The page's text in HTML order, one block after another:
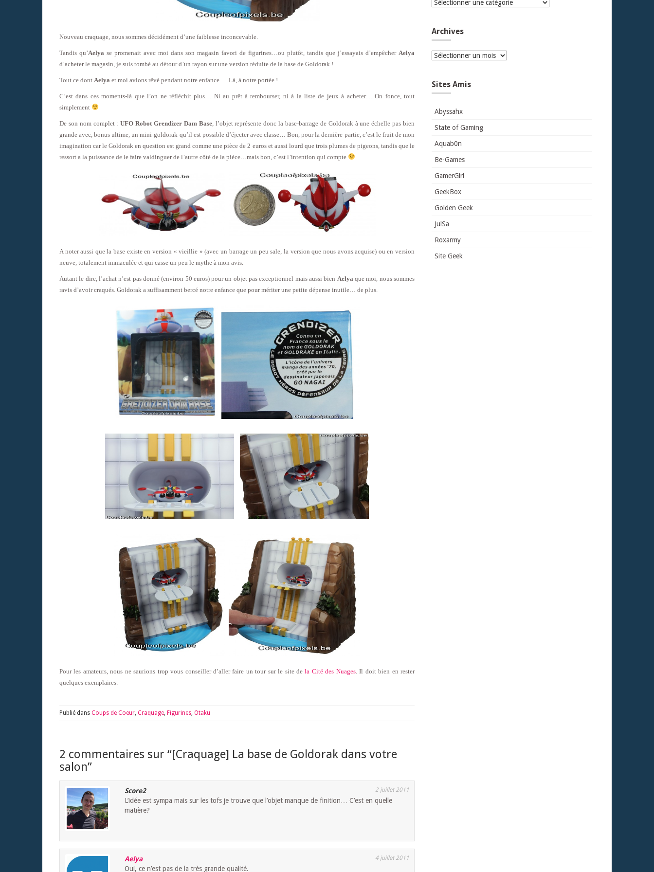
Nouveau craquage, nous sommes décidément d’une faiblesse inconcevable.
Tandis qu’Aelya se promenait avec moi dans son magasin favori de figurines…ou plutôt, tandis que j’essayais d’empêcher Aelya
d’acheter le magasin, je suis tombé au détour d’un rayon sur une version réduite de la base de Goldorak !
Tout ce dont Aelya et moi avions rêvé pendant notre enfance…. Là, à notre portée !
C’est dans ces moments-là que l’on ne réfléchit plus… Ni au prêt à rembourser, ni à la liste de jeux à acheter… On fonce, tout
simplement
De son nom complet :UFO Robot Grendizer Dam Base, l’objet représente donc la base-barrage de Goldorak à une échelle pas bien
grande avec, bonus ultime, un mini-goldorak qu’il est possible d’éjecter avec classe… Bon, pour la dernière partie, c’est le fruit de mon
imagination car le Goldorak en question est grand comme une pièce de 2 euros et aussi lourd que trois plumes de pigeons, tandis que le
ressort a la puissance de le faire valdinguer de l’autre côté de la pièce…mais bon, c’est l’intention qui compte
A noter aussi que la base existe en version « vieillie » (avec un barrage un peu sale, la version que nous avons acquise) ou en version
neuve, totalement immaculée et qui casse un peu le mythe à mon avis.
Autant le dire, l’achat n’est pas donné (environ 50 euros) pour un objet pas exceptionnel mais aussi bien Aelya que moi, nous sommes
ravis d’avoir craqués. Goldorak a suffisamment bercé notre enfance que pour mériter une petite dépense inutile… de plus.
Pour les amateurs, nous ne saurions trop vous conseiller d’aller faire un tour sur le site dela Cité des Nuages. Il doit bien en rester
quelques exemplaires.
Publié dans Coups de Coeur, Craquage, Figurines, Otaku
2 commentaires sur “[Craquage] La base de Goldorak dans votre
salon”
Score2 2 juillet 2011
L’idée est sympa mais sur les tofs je trouve que l’objet manque de finition… C’est en quelle
matière?
Aelya 4 juillet 2011
Oui, ce n’est pas de la très grande qualité.
Catégories
Archives
Archives
Sites Amis
Abyssahx
State of Gaming
Aquab0n
Be-Games
GamerGirl
GeekBox
Golden Geek
JulSa
Roxarmy
Site Geek